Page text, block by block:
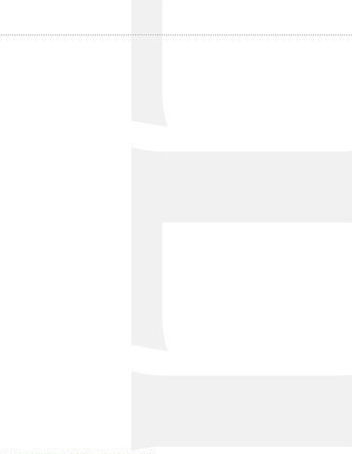
SPORTS&DINING SUN(宮古島）